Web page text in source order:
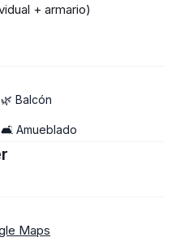
+ armario)
🌿 Balcón
🛋️ Amueblado
Maps